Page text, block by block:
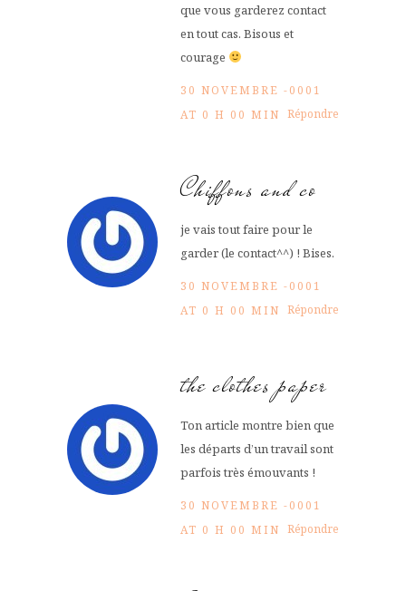
que vous garderez contact
en tout cas. Bisous et
courage
30 NOVEMBRE -0001
AT 0 H 00 MIN Répondre
Chiffons and co
je vais tout faire pour le
garder (le contact^^) ! Bises.
30 NOVEMBRE -0001
AT 0 H 00 MIN Répondre
the clothes paper
Ton article montre bien que
les départs d’un travail sont
parfois très émouvants !
30 NOVEMBRE -0001
AT 0 H 00 MIN Répondre